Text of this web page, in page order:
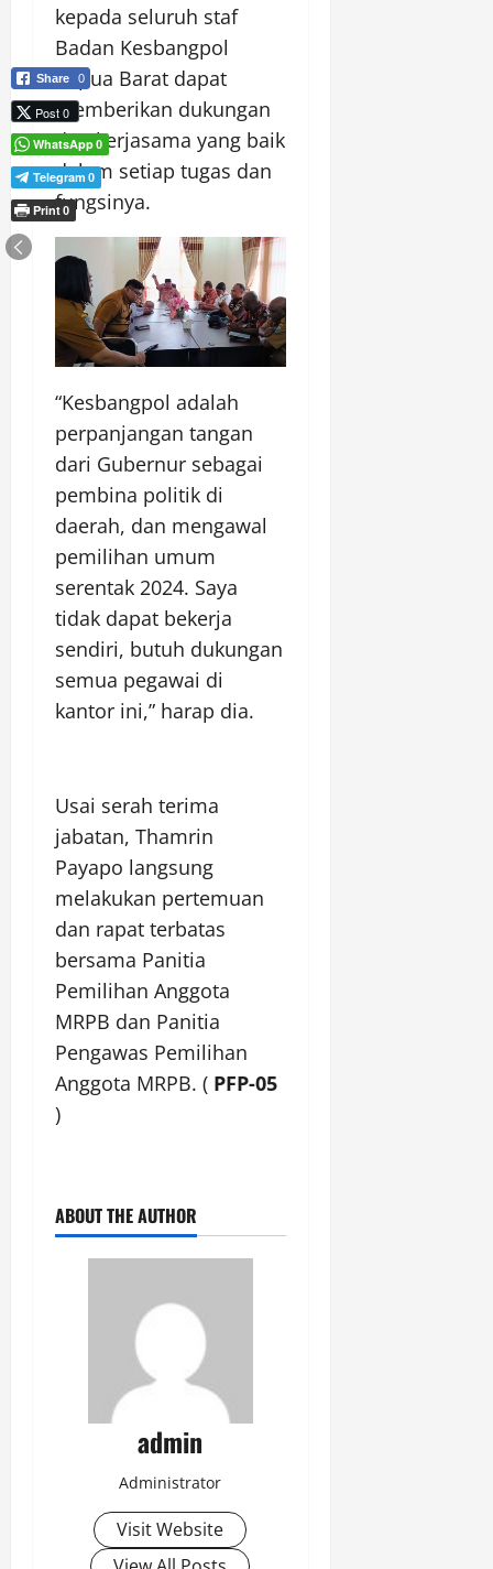
kepada seluruh staf
Badan Kesbangpol
Papua Barat dapat
memberikan dukungan
dan kerjasama yang baik
dalam setiap tugas dan
fungsinya.
“Kesbangpol adalah
perpanjangan tangan
dari Gubernur sebagai
pembina politik di
daerah, dan mengawal
pemilihan umum
serentak 2024. Saya
tidak dapat bekerja
sendiri, butuh dukungan
semua pegawai di
kantor ini,” harap dia.
Usai serah terima
jabatan, Thamrin
Payapo langsung
melakukan pertemuan
dan rapat terbatas
bersama Panitia
Pemilihan Anggota
MRPB dan Panitia
Pengawas Pemilihan
Anggota MRPB. ( PFP-05
)
ABOUT THE AUTHOR
admin
Administrator
Visit Website
Share 0
Post 0
WhatsApp0
Telegram 0
Print0